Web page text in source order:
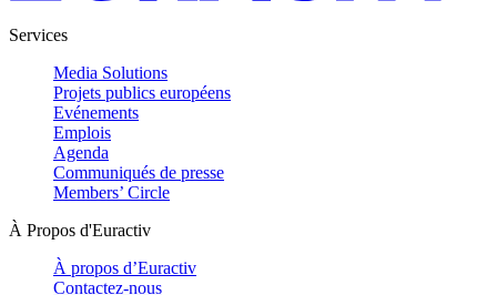
Services
Media Solutions
Projets publics européens
Evénements
Emplois
Agenda
Communiqués de presse
Members’ Circle
À Propos d'Euractiv
À propos d’Euractiv
Contactez-nous